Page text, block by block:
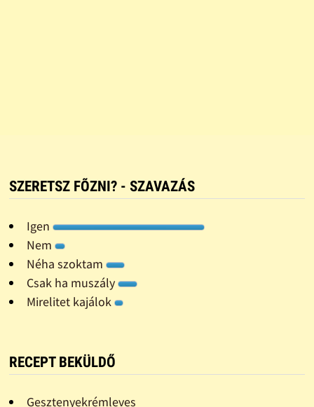
SZERETSZ FÕZNI? - SZAVAZÁS
Igen
Nem
Néha szoktam
Csak ha muszály
Mirelitet kajálok
RECEPT BEKÜLDŐ
Gesztenyekrémleves